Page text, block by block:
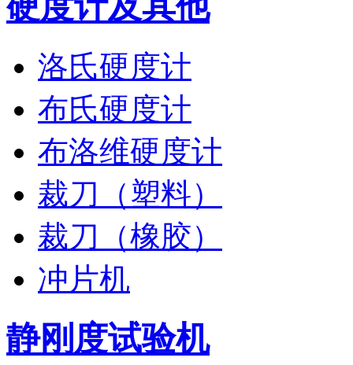
洛氏硬度计
布氏硬度计
布洛维硬度计
裁刀（塑料）
裁刀（橡胶）
冲片机
静刚度试验机